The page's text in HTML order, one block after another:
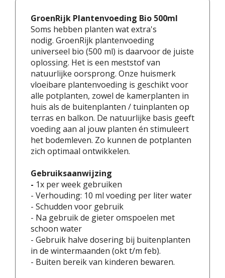
GroenRijk Plantenvoeding Bio 500ml
Soms hebben planten wat extra's
nodig. GroenRijk plantenvoeding
universeel bio (500 ml) is daarvoor de juiste
oplossing. Het is een meststof van
natuurlijke oorsprong. Onze huismerk
vloeibare plantenvoeding is geschikt voor
alle potplanten, zowel de kamerplanten in
huis als de buitenplanten / tuinplanten op
terras en balkon. De natuurlijke basis geeft
voeding aan al jouw planten én stimuleert
het bodemleven. Zo kunnen de potplanten
zich optimaal ontwikkelen.
Gebruiksaanwijzing
- 1x per week gebruiken
- Verhouding: 10 ml voeding per liter water
- Schudden voor gebruik
- Na gebruik de gieter omspoelen met
schoon water
- Gebruik halve dosering bij buitenplanten
in de wintermaanden (okt t/m feb).
- Buiten bereik van kinderen bewaren.